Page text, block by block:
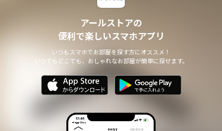
アールストアの
便利で楽しいスマホアプリ
いつもスマホでお部屋を探す方にオススメ！
いつでもどこでも、おしゃれなお部屋が簡単に探せます。